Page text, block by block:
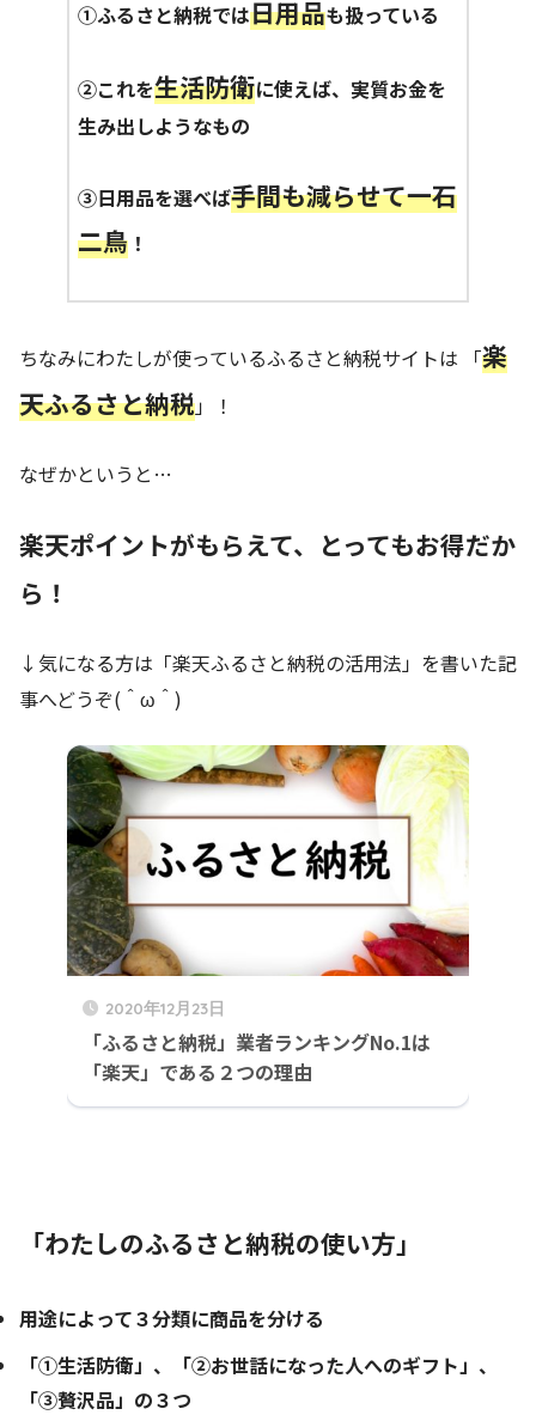
①ふるさと納税では日用品も扱っている
②これを生活防衛に使えば、実質お金を
生み出しようなもの
③日用品を選べば手間も減らせて一石
二鳥 ！
ちなみにわたしが使っているふるさと納税サイトは 「楽
天ふるさと納税」！
なぜかというと…
楽天ポイントがもらえて、とってもお得だか
ら！
↓気になる方は「楽天ふるさと納税の活用法」を書いた記
事へどうぞ(＾ω＾)
2020年12月23日
「ふるさと納税」業者ランキングNo.1は
「楽天」である２つの理由
「わたしのふるさと納税の使い方」
用途によって３分類に商品を分ける
「①生活防衛」、「②お世話になった人へのギフト」、
「③贅沢品」の３つ